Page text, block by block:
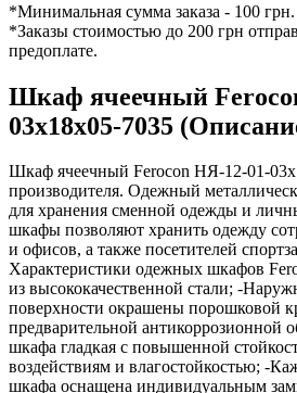
*Минимальная сумма заказа - 100 грн.
*Заказы стоимостью до 200 грн
предоплате.
Шкаф ячеечный
03х18х05-7035
Шкаф ячеечный Ferocon НЯ-12-01-
производителя. Одежный
для хранения сменной одежды и
шкафы позволяют хранить одежду
и офисов, а также посетителей
Характеристики одежных шкафов
из высококачественной стали; -
поверхности окрашены порошковой
предварительной антикоррозионной
шкафа гладкая с повышенной
воздействиям и влагостойкостью; -
шкафа оснащена индивидуальным